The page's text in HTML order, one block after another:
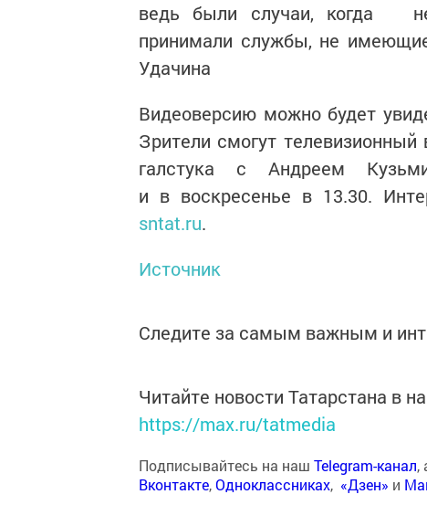
ведь были случаи, когда
принимали службы, не
Удачина
Видеоверсию можно будет
Зрители смогут
галстука с Андреем
и в воскресенье в 13.30.
sntat.ru.
Источник
Следите за самым важным и
Читайте новости Татарстана в
https://max.ru/tatmedia
Подписывайтесь на наш Telegram-канал,
Вконтакте,Одноклассниках, «Дзен» и